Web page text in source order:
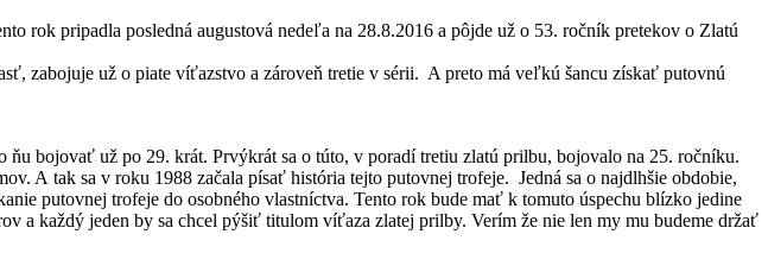
rok pripadla posledná augustová nedeľa na 28.8.2016 a pôjde už o 53. ročník pretekov o Zlatú
zabojuje už o piate víťazstvo a zároveň tretie v sérii. A preto má veľkú šancu získať putovnú
bojovať už po 29. krát. Prvýkrát sa o túto, v poradí tretiu zlatú prilbu, bojovalo na 25. ročníku.
A tak sa v roku 1988 začala písať história tejto putovnej trofeje. Jedná sa o najdlhšie obdobie,
putovnej trofeje do osobného vlastníctva. Tento rok bude mať k tomuto úspechu blízko jedine
a každý jeden by sa chcel pýšiť titulom víťaza zlatej prilby. Verím že nie len my mu budeme držať